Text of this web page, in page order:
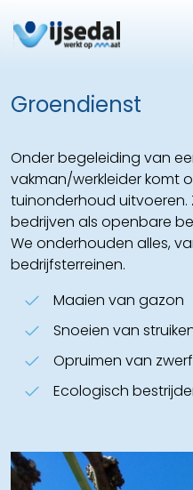
Groendienst
Onder begeleiding van
vakman/werkleider komt
tuinonderhoud uitvoeren.
bedrijven als openbare
We onderhouden alles,
bedrijfsterreinen.
Maaien van gazon
Snoeien van
Opruimen van
Ecologisch